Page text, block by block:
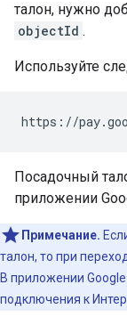
талон, нужно
objectId .
Используйте
https://
Посадочный
приложении
Примечание.
талон, то при
В приложении
подключения к